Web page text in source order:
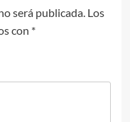
será publicada. Los
con *